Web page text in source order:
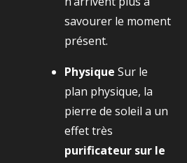
savourer le moment
présent.
Physique Sur le
plan physique, la
pierre de soleil a un
effet très
purificateur sur le